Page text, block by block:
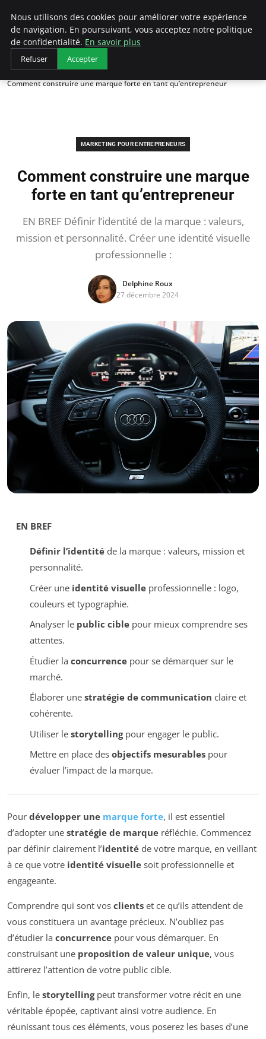
LECFCM
Accueil
Marketing pour entrepreneurs
Comment construire une marque forte en tant qu’entrepreneur
MARKETING POUR ENTREPRENEURS
Comment construire une marque
forte en tant qu’entrepreneur
EN BREF Définir l’identité de la marque : valeurs,
mission et personnalité. Créer une identité visuelle
professionnelle :
Delphine Roux
27 décembre 2024
EN BREF
Définir l’identitéde la marque : valeurs, mission et
personnalité.
Créer une identité visuelleprofessionnelle : logo,
couleurs et typographie.
Analyser le public ciblepour mieux comprendre ses
attentes.
Étudier la concurrencepour se démarquer sur le
marché.
Élaborer une stratégie de communication claire et
cohérente.
Utiliser le storytellingpour engager le public.
Mettre en place des objectifs mesurablespour
évaluer l’impact de la marque.
Pour développer une marque forte, il est essentiel
d’adopter une stratégie de marque réfléchie. Commencez
par définir clairement l’identité de votre marque, en veillant
à ce que votre identité visuelle soit professionnelle et
engageante.
Comprendre qui sont vos clients et ce qu’ils attendent de
vous constituera un avantage précieux. N’oubliez pas
d’étudier la concurrence pour vous démarquer. En
construisant une proposition de valeur unique, vous
attirerez l’attention de votre public cible.
Enfin, le storytellingpeut transformer votre récit en une
véritable épopée, captivant ainsi votre audience. En
réunissant tous ces éléments, vous poserez les bases d’une
Nous utilisons des cookies pour améliorer votre expérience
de navigation. En poursuivant, vous acceptez notre politique
de confidentialité. En savoir plus
Refuser Accepter